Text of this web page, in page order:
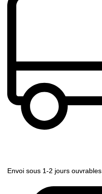
Envoi sous 1-2 jours ouvrables